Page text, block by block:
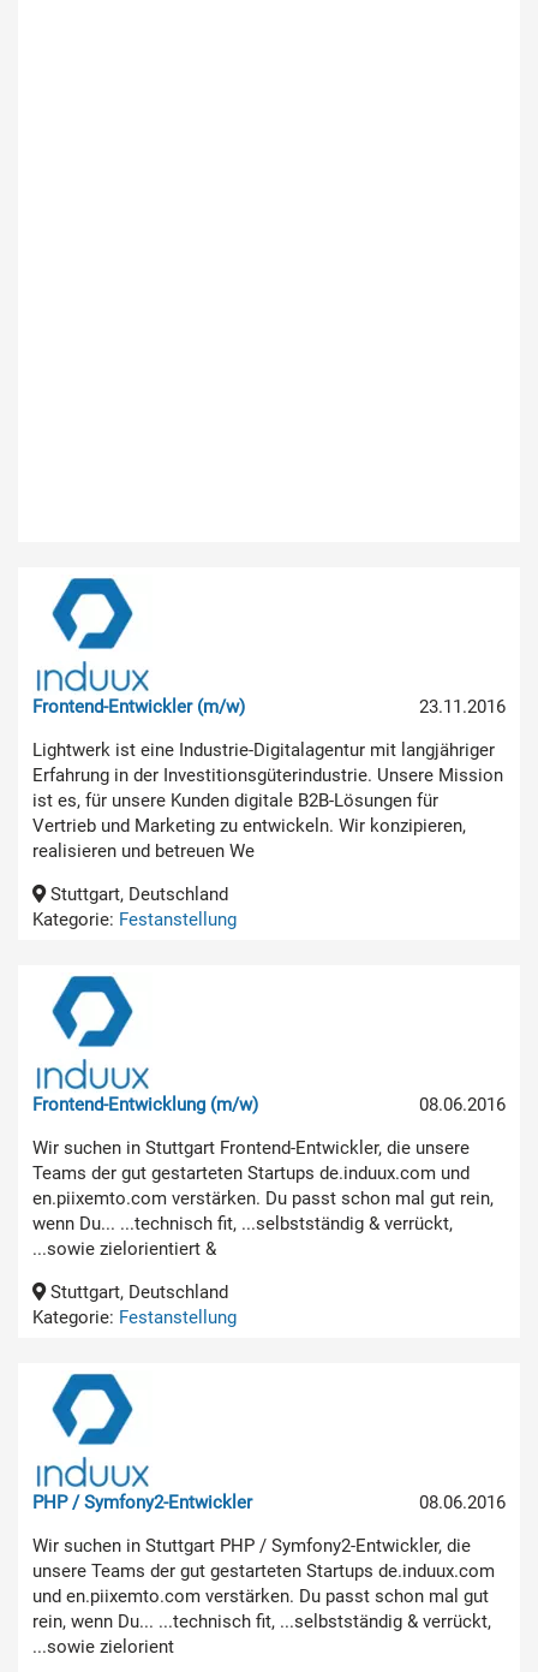
23.11.2016
Frontend-Entwickler (m/w)
Lightwerk ist eine Industrie-Digitalagentur mit langjähriger
Erfahrung in der Investitionsgüterindustrie. Unsere Mission
ist es, für unsere Kunden digitale B2B-Lösungen für
Vertrieb und Marketing zu entwickeln. Wir konzipieren,
realisieren und betreuen We
Stuttgart, Deutschland
Kategorie: Festanstellung
08.06.2016
Frontend-Entwicklung (m/w)
Wir suchen in Stuttgart Frontend-Entwickler, die unsere
Teams der gut gestarteten Startups de.induux.com und
en.piixemto.com verstärken. Du passt schon mal gut rein,
wenn Du... ...technisch fit, ...selbstständig & verrückt,
...sowie zielorientiert &
Stuttgart, Deutschland
Kategorie: Festanstellung
08.06.2016
PHP / Symfony2-Entwickler
Wir suchen in Stuttgart PHP / Symfony2-Entwickler, die
unsere Teams der gut gestarteten Startups de.induux.com
und en.piixemto.com verstärken. Du passt schon mal gut
rein, wenn Du... ...technisch fit, ...selbstständig & verrückt,
...sowie zielorient